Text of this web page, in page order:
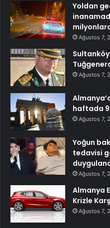
Yoldan
Ağustos 7,
Ağustos 7,
haftada
Ağustos 7,
Yoğun
tedavisi
Ağustos 7,
Almanya
Krizle
Ağustos 7,